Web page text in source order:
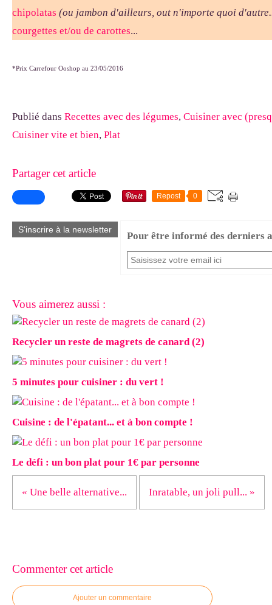
chipolatas (ou jambon d'ailleurs, out n'importe quoi
courgettes et/ou de carottes...
*Prix Carrefour Ooshop au 23/05/2016
Publié dans Recettes avec des légumes, Cuisiner avec
Cuisiner vite et bien, Plat
Partager cet article
Repost 0
S'inscrire à la newsletter
Pour être informé des derniers
Vous aimerez aussi :
Recycler un reste de magrets de canard (2)
5 minutes pour cuisiner : du vert !
Cuisine : de l'épatant... et à bon compte !
Le défi : un bon plat pour 1€ par personne
« Une belle alternative... Inratable, un joli pull... »
Commenter cet article
Ajouter un commentaire